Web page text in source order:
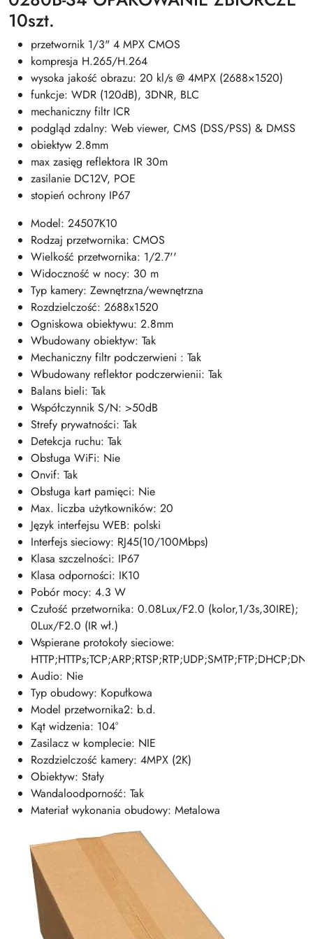
10szt.
przetwornik 1/3" 4 MPX CMOS
kompresja H.265/H.264
wysoka jakość obrazu: 20 kl/s @ 4MPX (2688×1520)
funkcje: WDR (120dB), 3DNR, BLC
mechaniczny filtr ICR
podgląd zdalny: Web viewer, CMS (DSS/PSS) & DMSS
obiektyw 2.8mm
max zasięg reflektora IR 30m
zasilanie DC12V, POE
stopień ochrony IP67
Model: 24507K10
Rodzaj przetwornika: CMOS
Wielkość przetwornika: 1/2.7''
Widoczność w nocy: 30 m
Typ kamery: Zewnętrzna/wewnętrzna
Rozdzielczość: 2688x1520
Ogniskowa obiektywu: 2.8mm
Wbudowany obiektyw: Tak
Mechaniczny filtr podczerwieni : Tak
Wbudowany reflektor podczerwienii: Tak
Balans bieli: Tak
Współczynnik S/N: >50dB
Strefy prywatności: Tak
Detekcja ruchu: Tak
Obsługa WiFi: Nie
Onvif: Tak
Obsługa kart pamięci: Nie
Max. liczba użytkowników: 20
Język interfejsu WEB: polski
Interfejs sieciowy: RJ45(10/100Mbps)
Klasa szczelności: IP67
Klasa odporności: IK10
Pobór mocy: 4.3 W
Czułość przetwornika: 0.08Lux/F2.0 (kolor,1/3s,30IRE);
0Lux/F2.0 (IR wł.)
Wspierane protokoły sieciowe:
Audio: Nie
Typ obudowy: Kopułkowa
Model przetwornika2: b.d.
Kąt widzenia: 104°
Zasilacz w komplecie: NIE
Rozdzielczość kamery: 4MPX (2K)
Obiektyw: Stały
Wandaloodporność: Tak
Materiał wykonania obudowy: Metalowa